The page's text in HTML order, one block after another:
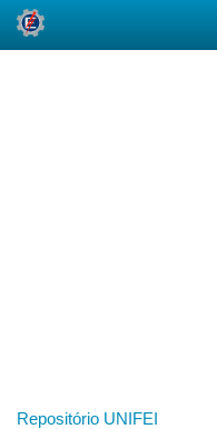
Repositório UNIFEI